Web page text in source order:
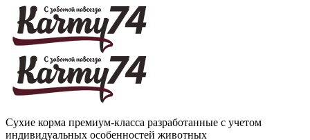
Сухие корма премиум-класса разработанные с учетом
индивидуальных особенностей животных